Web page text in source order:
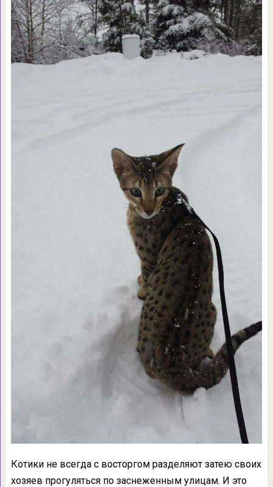
Котики не всегда с восторгом разделяют затею своих
хозяев прогуляться по заснеженным улицам. И это